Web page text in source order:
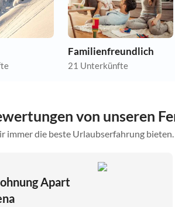
Familienfreundlich
21 Unterkünfte
von unseren
immer die beste Urlaubserfahrung
Apart